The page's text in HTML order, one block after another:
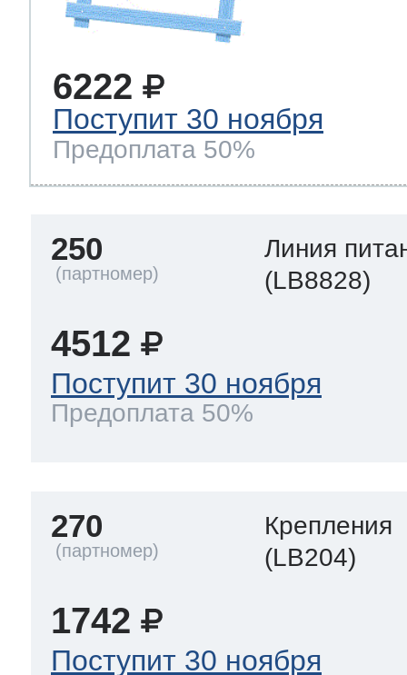
6222
Поступит 30 ноября
Предоплата 50%
250
Линия
(LB8828)
4512
Поступит 30 ноября
Предоплата 50%
270
Крепления
(LB204)
1742
Поступит 30 ноября